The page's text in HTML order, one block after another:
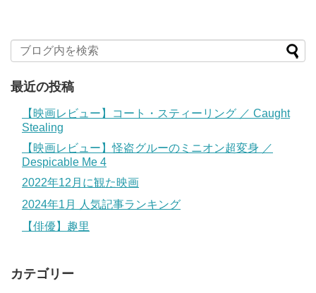
最近の投稿
【映画レビュー】コート・スティーリング ／ Caught
Stealing
【映画レビュー】怪盗グルーのミニオン超変身 ／
Despicable Me 4
2022年12月に観た映画
2024年1月 人気記事ランキング
【俳優】趣里
カテゴリー